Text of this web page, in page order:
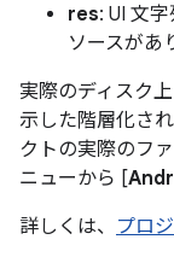
res: UI 文
ソースがあ
実際のディスク
示した階層化さ
クトの実際のフ
ニューから [
詳しくは、 プロ